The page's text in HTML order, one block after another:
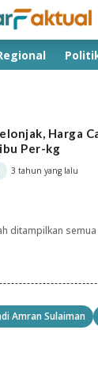
Harga
Per-kg
3 tahun yang lalu
ditampilkan semua
Amran Sulaiman